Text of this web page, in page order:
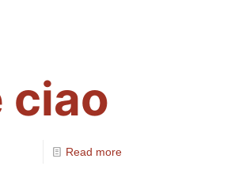
ciao
Read more